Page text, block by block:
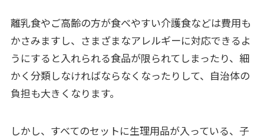
離乳食やご高齢の方が食べやすい介護食などは費用も
かさみますし、さまざまなアレルギーに対応できるよ
うにすると入れられる食品が限られてしまったり、細
かく分類しなければならなくなったりして、自治体の
負担も大きくなります。
しかし、すべてのセットに生理用品が入っている、子